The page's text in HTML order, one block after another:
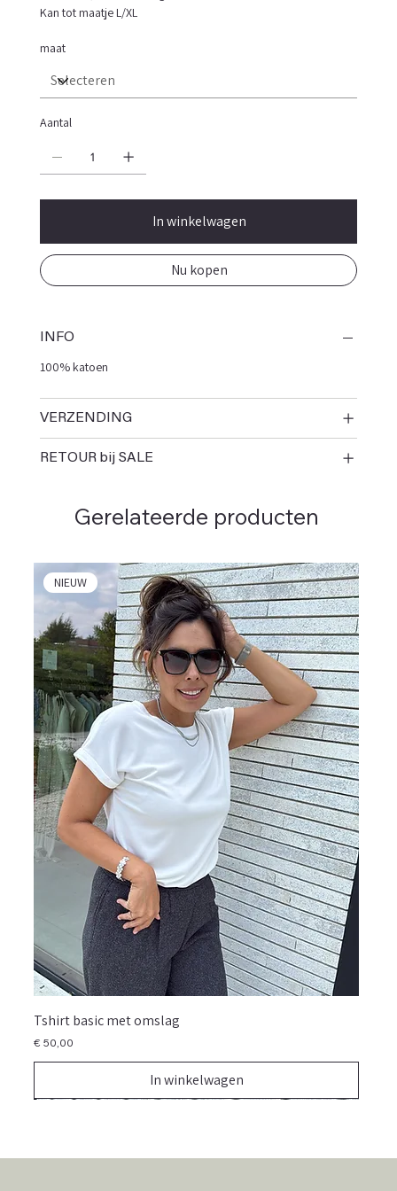
Kan tot maatje L/XL
maat
Aantal
In winkelwagen
Nu kopen
INFO
100% katoen
VERZENDING
RETOUR bij SALE
Gerelateerde producten
NIEUW
Tshirt basic met omslag
Prijs
€ 50,00
In winkelwagen